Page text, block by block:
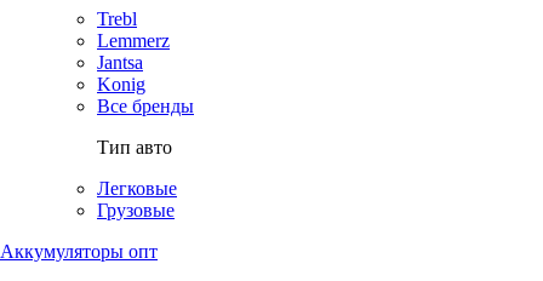
Trebl
Lemmerz
Jantsa
Konig
Все бренды
Тип авто
Легковые
Грузовые
Аккумуляторы опт